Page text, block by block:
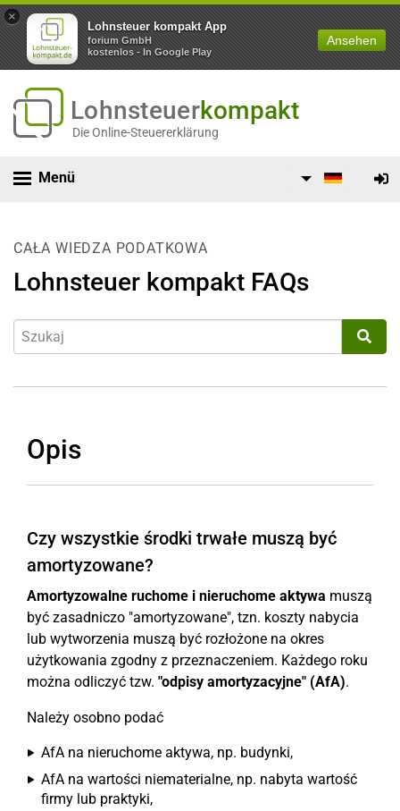
×
Lohnsteuer kompakt App
forium GmbH
kostenlos - In Google Play
Ansehen
Lohnsteuerkompakt
Die Online-Steuererklärung
Menü
CAŁA WIEDZA PODATKOWA
Lohnsteuer kompakt FAQs
Opis
Czy wszystkie środki trwałe muszą być
amortyzowane?
Amortyzowalne ruchome i nieruchome aktywa muszą
być zasadniczo "amortyzowane", tzn. koszty nabycia
lub wytworzenia muszą być rozłożone na okres
użytkowania zgodny z przeznaczeniem. Każdego roku
można odliczyć tzw. "odpisy amortyzacyjne" (AfA).
Należy osobno podać
AfA na nieruchome aktywa, np. budynki,
AfA na wartości niematerialne, np. nabyta wartość
firmy lub praktyki,